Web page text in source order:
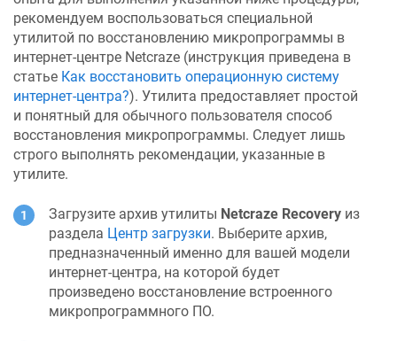
рекомендуем воспользоваться специальной
утилитой по восстановлению микропрограммы в
интернет-центре Netcraze (инструкция приведена в
статье Как восстановить операционную систему
интернет-центра?). Утилита предоставляет простой
и понятный для обычного пользователя способ
восстановления микропрограммы. Следует лишь
строго выполнять рекомендации, указанные в
утилите.
Загрузите архив утилиты Netcraze Recovery из
раздела Центр загрузки. Выберите архив,
предназначенный именно для вашей модели
интернет-центра, на которой будет
произведено восстановление встроенного
микропрограммного ПО.